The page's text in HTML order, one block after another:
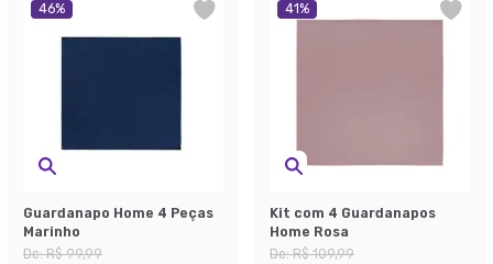
46%
Guardanapo Home 4 Peças
Marinho
De:R$ 99,99
41%
Kit com 4 Guardanapos
Home Rosa
De:R$ 109,99